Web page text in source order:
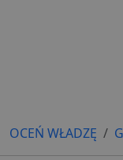
OCEŃ WŁADZĘ